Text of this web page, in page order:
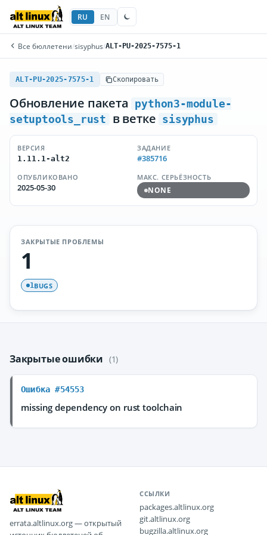
RU EN
Все бюллетени/sisyphus/ALT-PU-2025-7575-1
ALT-PU-2025-7575-1 Скопировать
Обновление пакета
python3-module-
setuptools_rust
в ветке sisyphus
ВЕРСИЯ
1.11.1-alt2
ЗАДАНИЕ
#385716
ОПУБЛИКОВАНО
2025-05-30
МАКС. СЕРЬЁЗНОСТЬ
NONE
ЗАКРЫТЫЕ ПРОБЛЕМЫ
1
1BUGS
Закрытые ошибки (1)
Ошибка #54553
missing dependency on rust toolchain
errata.altlinux.org — открытый
ССЫЛКИ
packages.altlinux.org
git.altlinux.org
bugzilla.altlinux.org